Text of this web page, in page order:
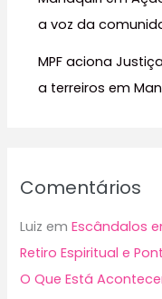
a voz da
MPF aciona
a terreiros em
Comentários
Luiz emEscândalos
Retiro Espiritual e
O Que Está